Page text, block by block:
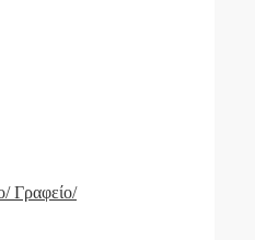
Γραφείο/